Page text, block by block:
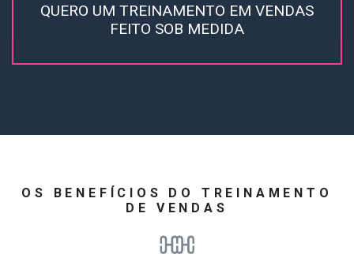
QUERO UM TREINAMENTO EM VENDAS
FEITO SOB MEDIDA
OS BENEFÍCIOS DO TREINAMENTO
DE VENDAS